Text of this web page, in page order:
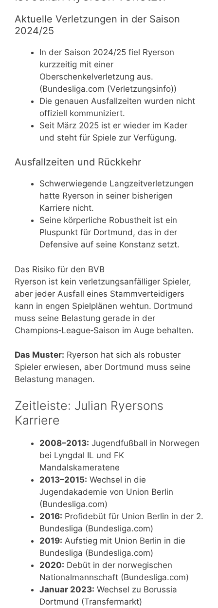
Aktuelle Verletzungen in der Saison
2024/25
In der Saison 2024/25 fiel Ryerson
kurzzeitig mit einer
Oberschenkelverletzung aus.
(Bundesliga.com (Verletzungsinfo))
Die genauen Ausfallzeiten wurden nicht
offiziell kommuniziert.
Seit März 2025 ist er wieder im Kader
und steht für Spiele zur Verfügung.
Ausfallzeiten und Rückkehr
Schwerwiegende Langzeitverletzungen
hatte Ryerson in seiner bisherigen
Karriere nicht.
Seine körperliche Robustheit ist ein
Pluspunkt für Dortmund, das in der
Defensive auf seine Konstanz setzt.
Das Risiko für den BVB
Ryerson ist kein verletzungsanfälliger Spieler,
aber jeder Ausfall eines Stammverteidigers
kann in engen Spielplänen wehtun. Dortmund
muss seine Belastung gerade in der
Champions‑League‑Saison im Auge behalten.
Das Muster: Ryerson hat sich als robuster
Spieler erwiesen, aber Dortmund muss seine
Belastung managen.
Zeitleiste: Julian Ryersons
Karriere
2008–2013: Jugendfußball in Norwegen
bei Lyngdal IL und FK
Mandalskameratene
2013–2015: Wechsel in die
Jugendakademie von Union Berlin
(Bundesliga.com)
2016: Profidebüt für Union Berlin in der 2.
Bundesliga (Bundesliga.com)
2019: Aufstieg mit Union Berlin in die
Bundesliga (Bundesliga.com)
2020: Debüt in der norwegischen
Nationalmannschaft (Bundesliga.com)
Januar 2023: Wechsel zu Borussia
Dortmund (Transfermarkt)